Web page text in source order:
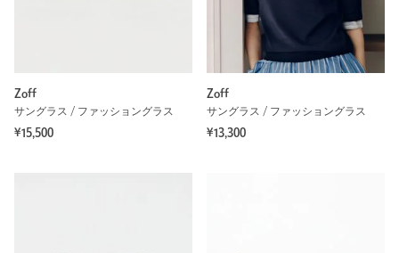
Zoff
サングラス / ファッショングラス
¥15,500
Zoff
サングラス / ファッショングラス
¥13,300